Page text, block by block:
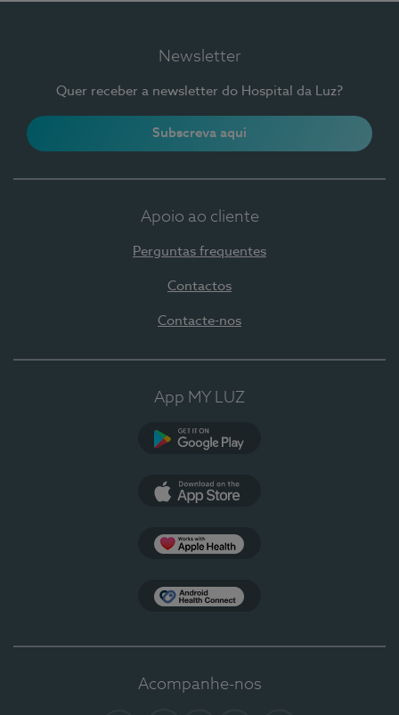
Newsletter
Quer receber a newsletter do Hospital da Luz?
Subscreva aqui
Apoio ao cliente
Perguntas frequentes
Contactos
Contacte-nos
App MY LUZ
Acompanhe-nos